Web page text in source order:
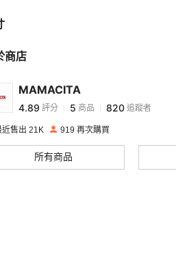
商店
MAMACITA
4.89
m***2 followed1 day ago
4.89
5
近售出 21K 919 再次購買
所有商品